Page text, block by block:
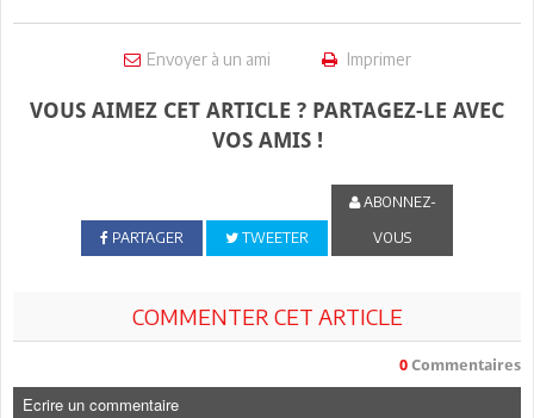
Envoyer à un ami Imprimer
VOUS AIMEZ CET ARTICLE ? PARTAGEZ-LE AVEC
VOS AMIS !
PARTAGER TWEETER
ABONNEZ-
VOUS
COMMENTER CET ARTICLE
0 Commentaires
Ecrire un commentaire